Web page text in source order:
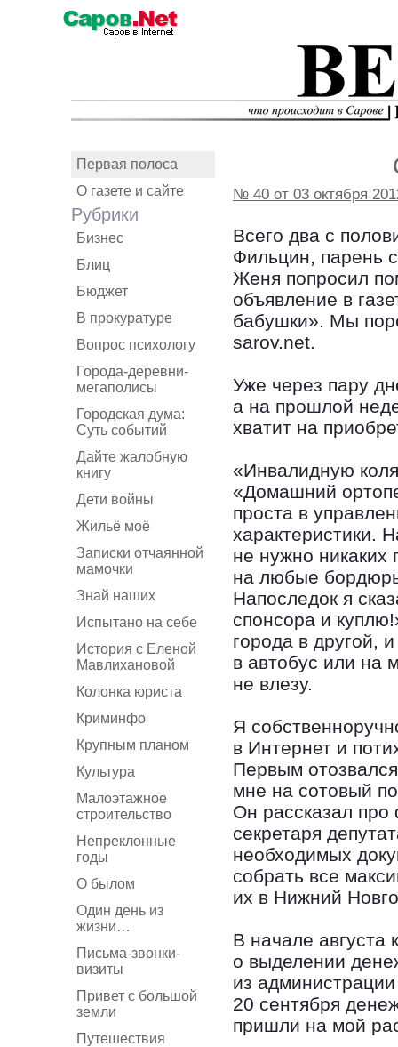
Первая полоса
О газете и сайте
Рубрики
Бизнес
Блиц
Бюджет
В прокуратуре
Вопрос психологу
Города-деревни-
мегаполисы
Городская дума:
Суть событий
Дайте жалобную
книгу
Дети войны
Жильё моё
Записки отчаянной
мамочки
Знай наших
Испытано на себе
История с Еленой
Мавлихановой
Колонка юриста
Криминфо
Крупным планом
Культура
Малоэтажное
строительство
Непреклонные
годы
О былом
Один день из
жизни…
Письма-звонки-
визиты
Привет с большой
земли
Путешествия
№ 40 от 03 октября
Всего два с
Фильцин, парень
Женя попросил
объявление в
бабушки». Мы
sarov.net.
Уже через пару
а на прошлой
хватит на
«Инвалидную
«Домашний
проста в
характеристики.
не нужно никаких
на любые
Напоследок я
спонсора и
города в другой,
в автобус или на
не влезу.
Я
в Интернет и
Первым
мне на сотовый
Он рассказал про
секретаря
необходимых
собрать все
их в Нижний
В начале августа
о выделении
из
20 сентября
пришли на мой